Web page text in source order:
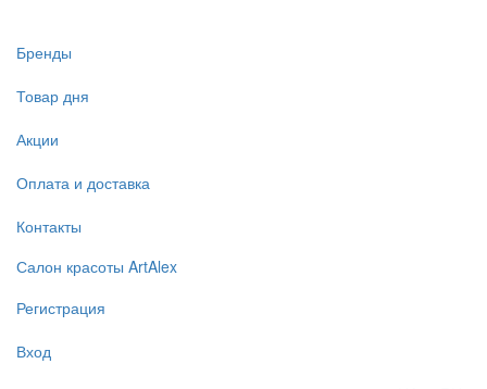
Бренды
Товар дня
Акции
Оплата и доставка
Контакты
Салон красоты ArtAlex
Регистрация
Вход